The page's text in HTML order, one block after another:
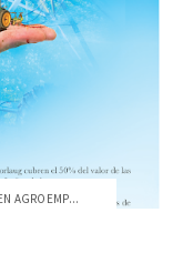
AGROEMP...